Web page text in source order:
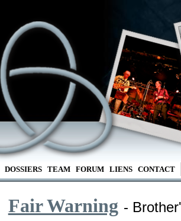
DOSSIERS TEAM FORUM LIENS CONTACT
Fair Warning -